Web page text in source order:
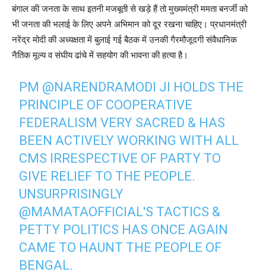
बंगाल की जनता के साथ इतनी मजबूती से खड़े हैं तो मुख्यमंत्री ममता बनर्जी को
भी जनता की भलाई के लिए अपने अभिमान को दूर रखना चाहिए। प्रधानमंत्री
नरेंद्र मोदी की अध्यक्षता में बुलाई गई बैठक में उनकी गैरमौजूदगी संवैधानिक
नैतिक मूल्य व संघीय ढांचे में सहयोग की भावना की हत्या है।
PM @NARENDRAMODI JI HOLDS THE
PRINCIPLE OF COOPERATIVE
FEDERALISM VERY SACRED & HAS
BEEN ACTIVELY WORKING WITH ALL
CMS IRRESPECTIVE OF PARTY TO
GIVE RELIEF TO THE PEOPLE.
UNSURPRISINGLY
@MAMATAOFFICIAL'S TACTICS &
PETTY POLITICS HAS ONCE AGAIN
CAME TO HAUNT THE PEOPLE OF
BENGAL.